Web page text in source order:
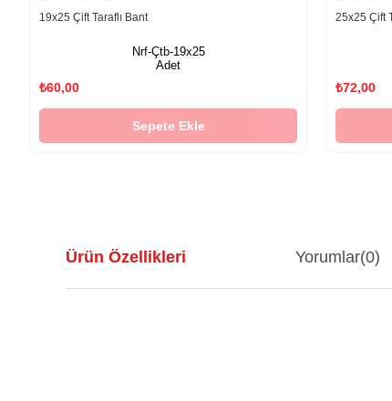
19x25 Çift Taraflı Bant
Nrf-Çtb-19x25
Adet
₺60,00
Sepete Ekle
25x25 Çift
₺72,00
Ürün Özellikleri Yorumlar(0)